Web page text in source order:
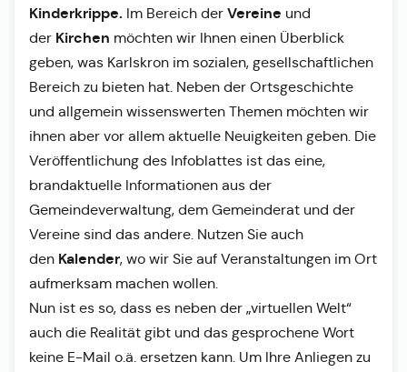
Kinderkrippe. Im Bereich der Vereine und
der Kirchen möchten wir Ihnen einen Überblick
geben, was Karlskron im sozialen, gesellschaftlichen
Bereich zu bieten hat. Neben der Ortsgeschichte
und allgemein wissenswerten Themen möchten wir
ihnen aber vor allem aktuelle Neuigkeiten geben. Die
Veröffentlichung des Infoblattes ist das eine,
brandaktuelle Informationen aus der
Gemeindeverwaltung, dem Gemeinderat und der
Vereine sind das andere. Nutzen Sie auch
den Kalender, wo wir Sie auf Veranstaltungen im Ort
aufmerksam machen wollen.
Nun ist es so, dass es neben der „virtuellen Welt“
auch die Realität gibt und das gesprochene Wort
keine E-Mail o.ä. ersetzen kann. Um Ihre Anliegen zu